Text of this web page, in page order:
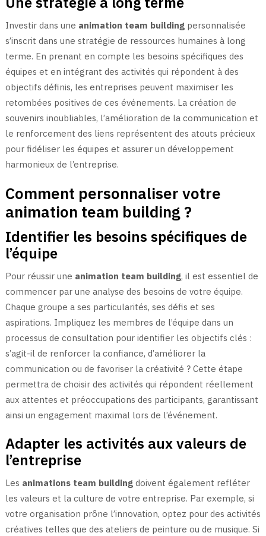
Investir dans une animation team buildingpersonnalisée
s’inscrit dans une stratégie de ressources humaines à long
terme. En prenant en compte les besoins spécifiques des
équipes et en intégrant des activités qui répondent à des
objectifs définis, les entreprises peuvent maximiser les
retombées positives de ces événements. La création de
souvenirs inoubliables, l’amélioration de la communication et
le renforcement des liens représentent des atouts précieux
pour fidéliser les équipes et assurer un développement
harmonieux de l’entreprise.
Comment personnaliser votre
animation team building ?
Identifier les besoins spécifiques de
l’équipe
Pour réussir une animation team building, il est essentiel de
commencer par une analyse des besoins de votre équipe.
Chaque groupe a ses particularités, ses défis et ses
aspirations. Impliquez les membres de l’équipe dans un
processus de consultation pour identifier les objectifs clés :
s’agit-il de renforcer la confiance, d’améliorer la
communication ou de favoriser la créativité ? Cette étape
permettra de choisir des activités qui répondent réellement
aux attentes et préoccupations des participants, garantissant
ainsi un engagement maximal lors de l’événement.
Adapter les activités aux valeurs de
l’entreprise
Les animations team buildingdoivent également refléter
les valeurs et la culture de votre entreprise. Par exemple, si
votre organisation prône l’innovation, optez pour des activités
créatives telles que des ateliers de peinture ou de musique. Si